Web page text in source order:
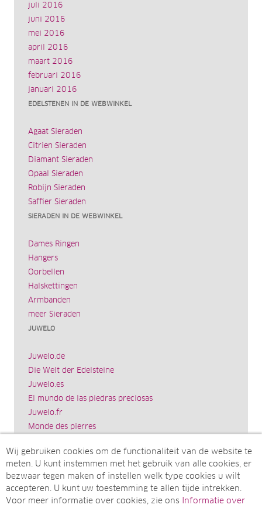
juli 2016
juni 2016
mei 2016
april 2016
maart 2016
februari 2016
januari 2016
EDELSTENEN IN DE WEBWINKEL
Agaat Sieraden
Citrien Sieraden
Diamant Sieraden
Opaal Sieraden
Robijn Sieraden
Saffier Sieraden
SIERADEN IN DE WEBWINKEL
Dames Ringen
Hangers
Oorbellen
Halskettingen
Armbanden
meer Sieraden
JUWELO
Juwelo.de
Die Welt der Edelsteine
Juwelo.es
El mundo de las piedras preciosas
Juwelo.fr
Monde des pierres
Il mondo delle gemme
Rocks & Co.
Ädelstenarnas Värld
Wij gebruiken cookies om de functionaliteit van de website te
meten. U kunt instemmen met het gebruik van alle cookies, er
bezwaar tegen maken of instellen welk type cookies u wilt
accepteren. U kunt uw toestemming te allen tijde intrekken.
Voor meer informatie over cookies, zie ons
Informatie over